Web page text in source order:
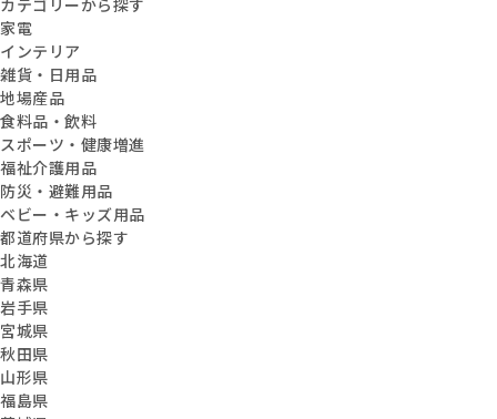
カテゴリーから探す
家電
インテリア
雑貨・日用品
地場産品
食料品・飲料
スポーツ・健康増進
福祉介護用品
防災・避難用品
ベビー・キッズ用品
都道府県から探す
北海道
青森県
岩手県
宮城県
秋田県
山形県
福島県